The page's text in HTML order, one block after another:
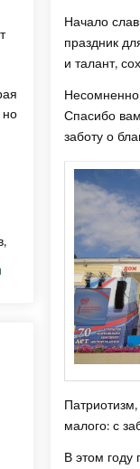
Начало
праздник
и талант,
Спасибо
заботу о
малого: с
В этом году
но